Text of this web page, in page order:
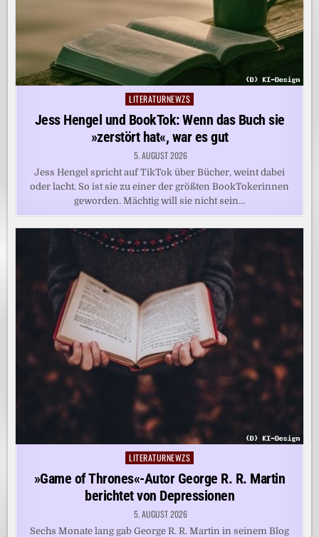
Posted
in
LITERATURNEWZS
Jess Hengel und BookTok: Wenn das Buch sie
»zerstört hat«, war es gut
5. AUGUST 2026
Jess Hengel spricht auf TikTok über Bücher, weint dabei
oder lacht. So ist sie zu einer der größten BookTokerinnen
geworden. Mächtig will sie nicht sein…
Posted
LITERATURNEWZS
»Game of Thrones«-Autor George R. R. Martin
berichtet von Depressionen
5. AUGUST 2026
Sechs Monate lang gab George R. R. Martin in seinem Blog